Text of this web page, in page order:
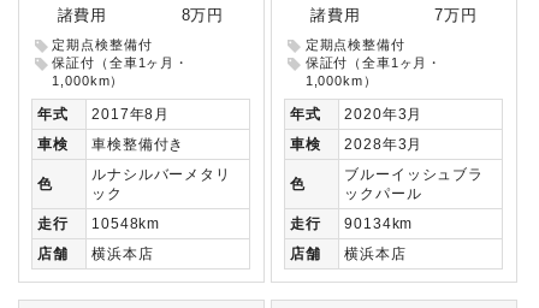
諸費用
8万円
定期点検整備付
保証付（全車1ヶ月・
1,000km）
年式
2017年8月
車検
車検整備付き
色
ルナシルバーメタリ
ック
走行
10548km
店舗
横浜本店
諸費用
7万円
定期点検整備付
保証付（全車1ヶ月・
1,000km）
年式
2020年3月
車検
2028年3月
色
ブルーイッシュブラ
ックパール
走行
90134km
店舗
横浜本店